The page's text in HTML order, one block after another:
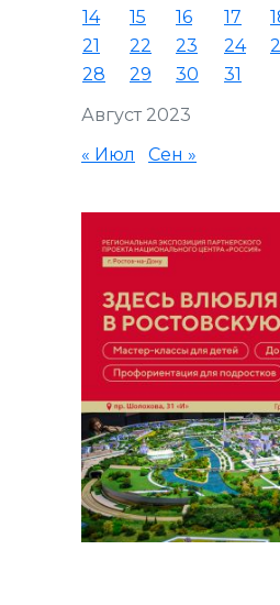
Август 2023
14
15 16 17
21
22 23 24
28
29 30 31
« Июл Сен »